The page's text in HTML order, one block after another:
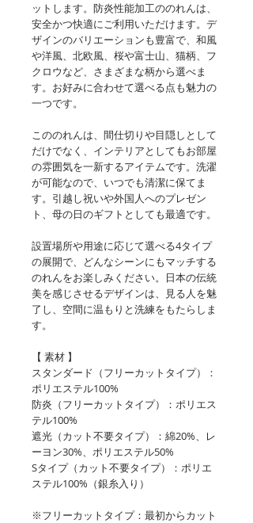
ットします。防炎性能加工ののれんは、
安全かつ快適にご利用いただけます。デ
ザインのバリエーションも豊富で、和風
や洋風、北欧風、桜や富士山、猫柄、フ
クロウなど、さまざまな柄から選べま
す。お好みに合わせて選べる点も魅力の
一つです。
こののれんは、間仕切りや目隠しとして
だけでなく、インテリアとしてもお部屋
の雰囲気を一新するアイテムです。洗濯
が可能なので、いつでも清潔に保てま
す。引越し祝いや外国人へのプレゼン
ト、母の日のギフトとしても最適です。
設置場所や用途に応じて選べる4タイプ
の展開で、どんなシーンにもマッチする
のれんをお楽しみください。日本の伝統
美を感じさせるデザインは、見る人を魅
了し、空間に温もりと洗練をもたらしま
す。
【 素材 】
スタンダード（フリーカットタイプ）：
ポリエステル100%
防炎（フリーカットタイプ）：ポリエス
テル100%
遮光（カット不要タイプ）：綿20%、レ
ーヨン30%、ポリエステル50%
Sタイプ（カット不要タイプ）：ポリエ
ステル100%（銀糸入り）
※フリーカットタイプ：最初からカット